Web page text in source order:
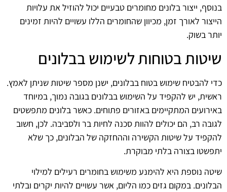
בנוסף, ייצור בלונים מחומרים טבעיים יכול להוזיל את עלויות
הייצור לאורך זמן, מכיוון שהחומרים הללו עשויים להיות זמינים
יותר בשוק.
שיטות בטוחות לשימוש בבלונים
כדי להבטיח שימוש בטוח בבלונים, ישנן מספר שיטות שניתן לאמץ.
ראשית, יש להקפיד על השימוש בבלונים בגובה נמוך, במיוחד
באירועים המתקיימים באזורים פתוחים. כאשר בלונים מתפשטים
לגובה רב, הם יכולים להוות סכנה לחיות בר ולסביבה. לכן, חשוב
להקפיד על שיטות הקשירה וההחזקה של הבלונים, כך שלא
יתפשטו בצורה בלתי מבוקרת.
שיטה נוספת היא להימנע משימוש בחומרים רעילים למילוי
הבלונים. במקום גזים כמו הליום, אשר עשויים להיות יקרים ובלתי